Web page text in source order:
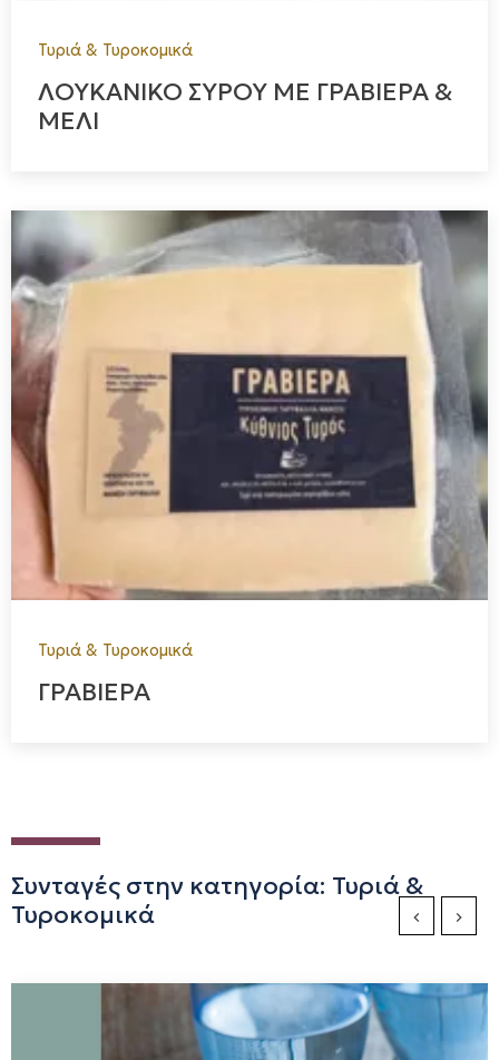
Τυριά & Τυροκομικά
ΛΟΥΚΑΝΙΚΟ ΣΥΡΟΥ ΜΕ ΓΡΑΒΙΕΡΑ &
ΜΕΛΙ
Τυριά & Τυροκομικά
ΓΡΑΒΙΕΡΑ
Συνταγές στην κατηγορία: Τυριά &
Τυροκομικά
PreviousNext